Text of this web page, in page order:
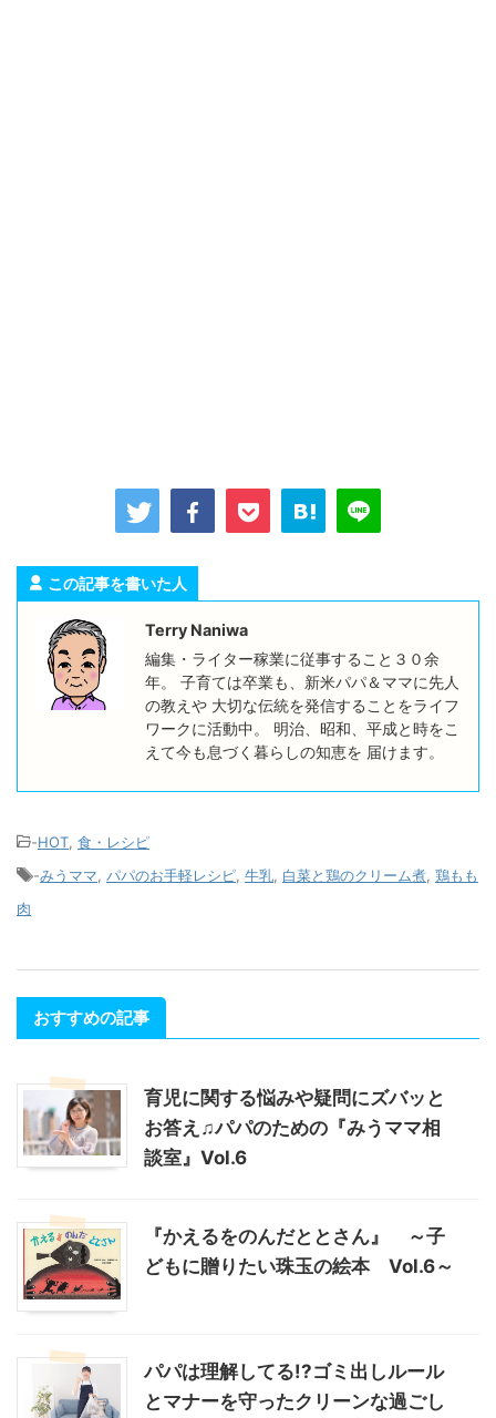
この記事を書いた人
Terry Naniwa
編集・ライター稼業に従事すること３０余
年。 子育ては卒業も、新米パパ＆ママに先人
の教えや 大切な伝統を発信することをライフ
ワークに活動中。 明治、昭和、平成と時をこ
えて今も息づく暮らしの知恵を 届けます。
-HOT 食・レシピ
-みうママ パパのお手軽レシピ 牛乳 白菜と鶏のクリーム煮 鶏もも
肉
おすすめの記事
育児に関する悩みや疑問にズバッと
お答え♫パパのための『みうママ相
談室』Vol.6
『かえるをのんだととさん』 ～子
どもに贈りたい珠玉の絵本 Vol.6～
パパは理解してる!?ゴミ出しルール
とマナーを守ったクリーンな過ごし